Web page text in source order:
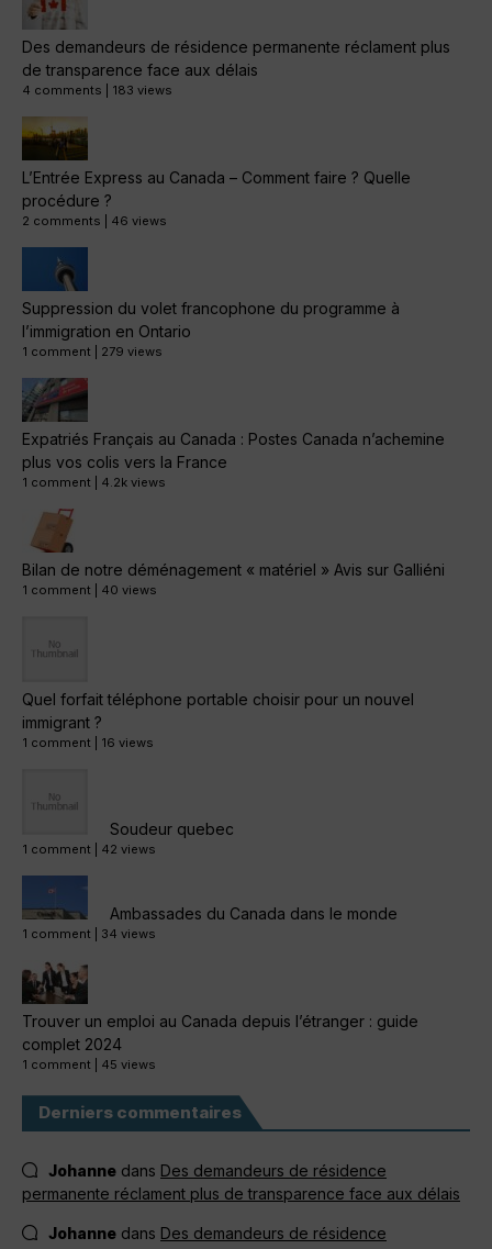
Des demandeurs de résidence permanente réclament plus
de transparence face aux délais
4 comments 183 views
L’Entrée Express au Canada – Comment faire ? Quelle
procédure ?
2 comments 46 views
Suppression du volet francophone du programme à
l’immigration en Ontario
1 comment 279 views
Expatriés Français au Canada : Postes Canada n’achemine
plus vos colis vers la France
1 comment 4.2k views
Bilan de notre déménagement « matériel » Avis sur Galliéni
1 comment 40 views
Quel forfait téléphone portable choisir pour un nouvel
immigrant ?
1 comment 16 views
Soudeur quebec
1 comment 42 views
Ambassades du Canada dans le monde
1 comment 34 views
Trouver un emploi au Canada depuis l’étranger : guide
complet 2024
1 comment 45 views
Derniers commentaires
Johanne dans Des demandeurs de résidence
permanente réclament plus de transparence face aux délais
Johanne dans Des demandeurs de résidence